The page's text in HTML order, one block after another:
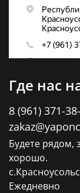
Где нас
8 (961) 371-
Будете рядом,
хорошо.
Ежедневно